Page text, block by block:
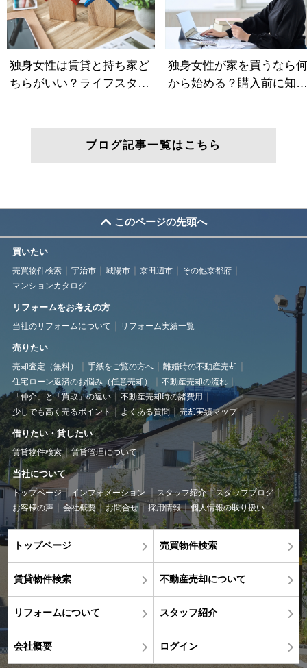
ブログ記事一覧はこちら
このページの先頭へ
買いたい
売買物件検索 宇治市 城陽市 京田辺市
その他京都府
マンションカタログ
リフォームをお考えの方
当社のリフォームについて リフォーム実績一覧
売りたい
売却査定（無料） 手紙をご覧の方へ
離婚時の不動産売却
住宅ローン返済のお悩み（任意売却）
不動産売却の流れ
「仲介」と「買取」の違い
不動産売却時の諸費用
少しでも高く売るポイント
よくある質問 売却実績マップ
借りたい・貸したい
賃貸物件検索 賃貸管理について
当社について
トップページ インフォメーション スタッフ紹介
スタッフブログ
お客様の声
会社概要 お問合せ 採用情報 個人情報の取り扱い
トップページ 売買物件検索
賃貸物件検索 不動産売却について
リフォームについて スタッフ紹介
会社概要 ログイン